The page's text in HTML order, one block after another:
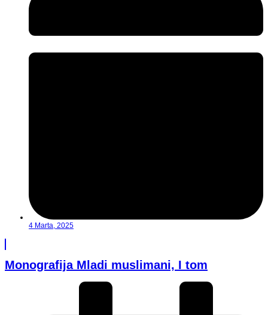
4 Marta, 2025
Monografija Mladi muslimani, I tom